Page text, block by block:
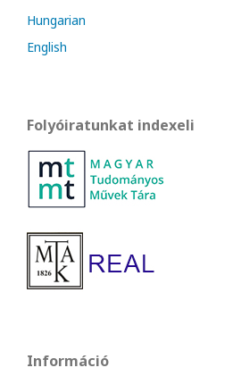
Hungarian
English
Folyóiratunkat indexeli
Információ